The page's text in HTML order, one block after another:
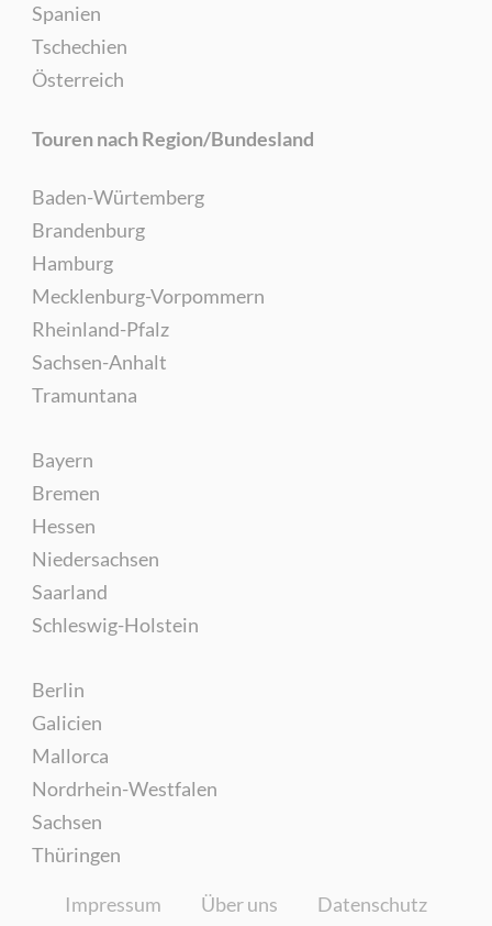
Spanien
Tschechien
Österreich
Touren nach Region/Bundesland
Baden-Würtemberg
Brandenburg
Hamburg
Mecklenburg-Vorpommern
Rheinland-Pfalz
Sachsen-Anhalt
Tramuntana
Bayern
Bremen
Hessen
Niedersachsen
Saarland
Schleswig-Holstein
Berlin
Galicien
Mallorca
Nordrhein-Westfalen
Sachsen
Thüringen
Impressum Über uns
Datenschutz